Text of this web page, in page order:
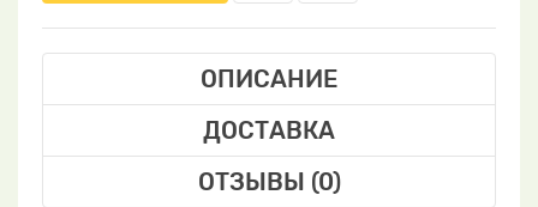
ОПИСАНИЕ
ДОСТАВКА
ОТЗЫВЫ (0)